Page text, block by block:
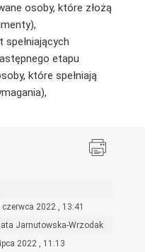
osoby, które złożą
etapu
które spełniają
czerwca 2022 , 13:41
Jarnutowska-Wrzodak
2022 , 11:13